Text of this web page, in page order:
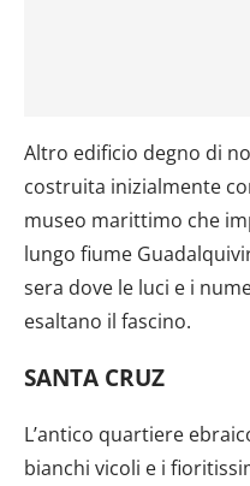
Altro edificio degno di
costruita inizialmente
museo marittimo che
lungo fiume
sera dove le luci e i
esaltano il fascino.
SANTA CRUZ
L’antico quartiere
bianchi vicoli e i